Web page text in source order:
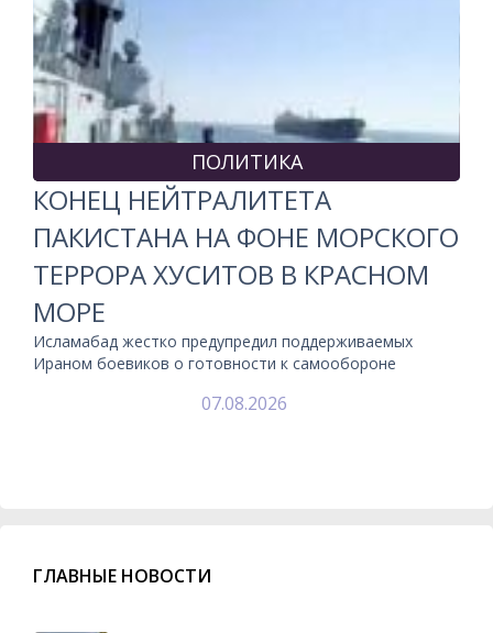
ПОЛИТИКА
КОНЕЦ НЕЙТРАЛИТЕТА
ПАКИСТАНА НА ФОНЕ МОРСКОГО
ТЕРРОРА ХУСИТОВ В КРАСНОМ
МОРЕ
Исламабад жестко предупредил поддерживаемых
Ираном боевиков о готовности к самообороне
07.08.2026
ГЛАВНЫЕ НОВОСТИ